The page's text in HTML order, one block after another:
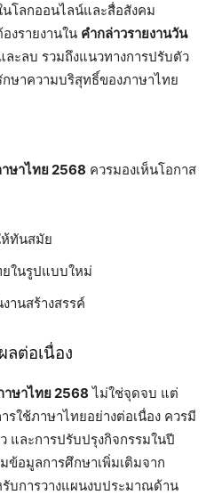
โลกออนไลน์และสื่อสังคม
งรายงานใน คำกล่าวรายงานวัน
ละลบ รวมถึงแนวทางการปรับตัว
ษาความบริสุทธิ์ของภาษาไทย
ษาไทย 2568 ควรมองเห็นโอกาส
ทันสมัย
ยในรูปแบบใหม่
านสร้างสรรค์
ลต่อเนื่อง
าษาไทย 2568 ไม่ใช่จุดจบ แต่
ใช้ภาษาไทยอย่างต่อเนื่อง ควรมี
และการปรับปรุงกิจกรรมในปี
ข้อมูลการศึกษาเพิ่มเติมจาก
รับการวางแผนงบประมาณด้าน